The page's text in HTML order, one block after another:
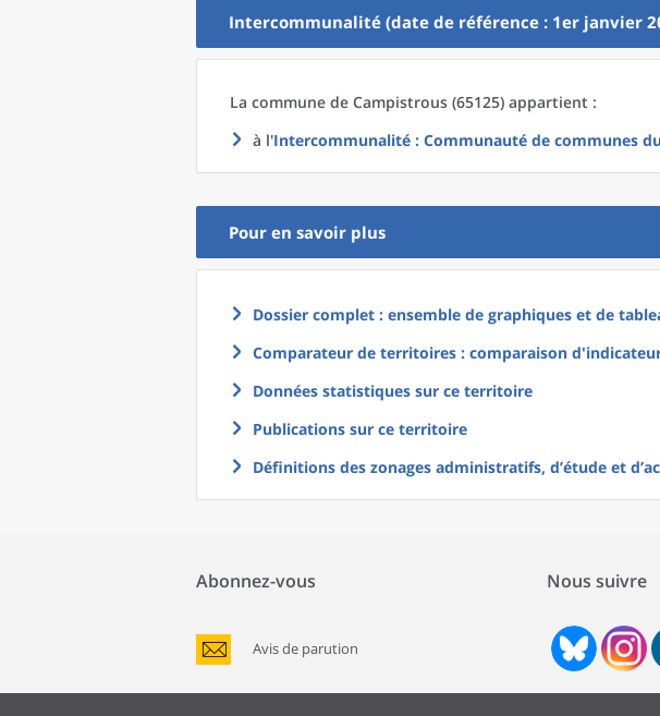
Intercommunalité (date de référence : 1er janvier
La commune de Campistrous (65125) appartient :
à l'Intercommunalité : Communauté de communes
Pour en savoir plus
Dossier complet : ensemble de graphiques et de
Comparateur de territoires : comparaison
Données statistiques sur ce territoire
Publications sur ce territoire
Définitions des zonages administratifs, d’étude et
Abonnez-vous
Avis de parution
Nous suivre